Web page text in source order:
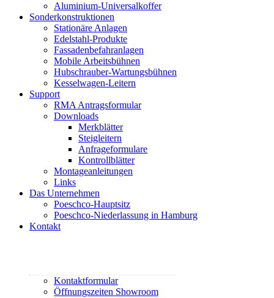
Aluminium-Universalkoffer
Sonderkonstruktionen
Stationäre Anlagen
Edelstahl-Produkte
Fassadenbefahranlagen
Mobile Arbeitsbühnen
Hubschrauber-Wartungsbühnen
Kesselwagen-Leitern
Support
RMA Antragsformular
Downloads
Merkblätter
Steigleitern
Anfrageformulare
Kontrollblätter
Montageanleitungen
Links
Das Unternehmen
Poeschco-Hauptsitz
Poeschco-Niederlassung in Hamburg
Kontakt
Kontaktformular
Öffnungszeiten Showroom